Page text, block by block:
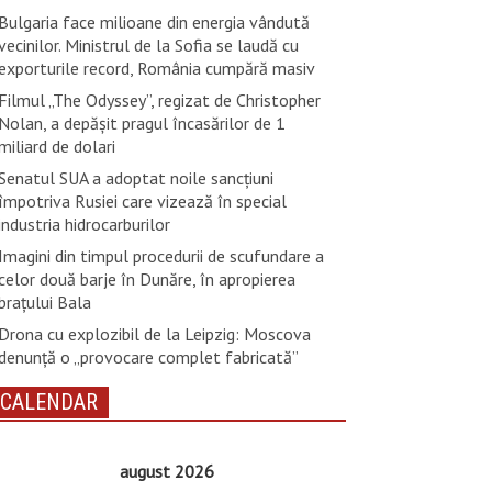
Bulgaria face milioane din energia vândută
Ministrul de la Sofia se laudă cu
record, România cumpără masiv
Filmul „The Odyssey”, regizat de Christopher
Nolan, a depăşit pragul încasărilor de 1
de dolari
SUA a adoptat noile sancţiuni
Rusiei care vizează în special
hidrocarburilor
Imagini din timpul procedurii de scufundare a
două barje în Dunăre, în apropierea
Bala
Drona cu explozibil de la Leipzig: Moscova
o „provocare complet fabricată”
CALENDAR
august 2026